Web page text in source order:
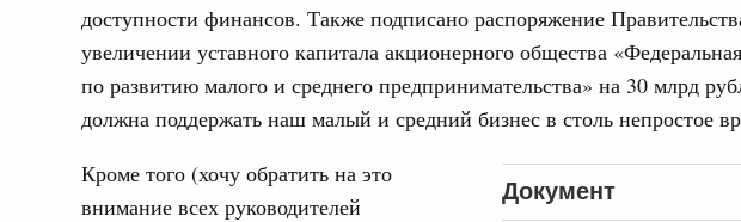
доступности финансов. Также подписано распоряжение
увеличении уставного капитала акционерного общества
по развитию малого и среднего предпринимательства» на 30 млрд
должна поддержать наш малый и средний бизнес в столь непростое
Документ
Кроме того (хочу обратить на это
внимание всех руководителей
(2026 год, №21)
11 июня, четверг
Email